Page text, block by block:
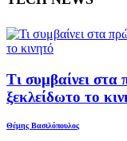
Τι συμβαίνει
ξεκλείδωτο το
Θέμης Βασιλόπουλος